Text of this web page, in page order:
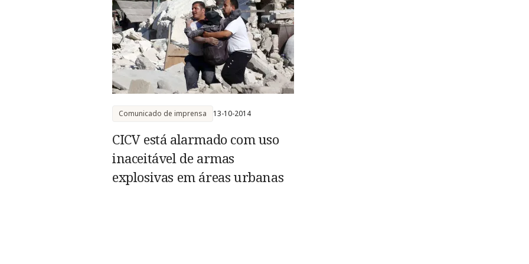
CICV está alarmado com uso
inaceitável de armas
explosivas em áreas urbanas
Comunicado de imprensa 13-10-2014